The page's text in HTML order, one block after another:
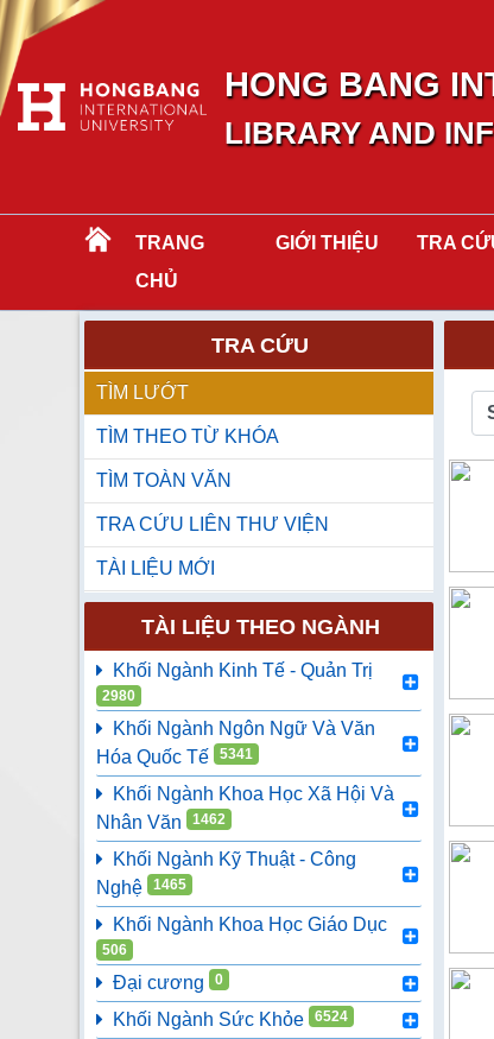
HONG BANG
LIBRARY AND
TRANG
CHỦ
GIỚI THIỆU TRA
TRA CỨU
TÌM LƯỚT
TÌM THEO TỪ KHÓA
TÌM TOÀN VĂN
TRA CỨU LIÊN THƯ VIỆN
TÀI LIỆU MỚI
TÀI LIỆU THEO NGÀNH
Khối Ngành Kinh Tế - Quản Trị
2980
Khối Ngành Ngôn Ngữ Và Văn
Hóa Quốc Tế 5341
Khối Ngành Khoa Học Xã Hội Và
Nhân Văn 1462
Khối Ngành Kỹ Thuật - Công
Nghệ 1465
Khối Ngành Khoa Học Giáo Dục
506
Đại cương 0
Khối Ngành Sức Khỏe 6524